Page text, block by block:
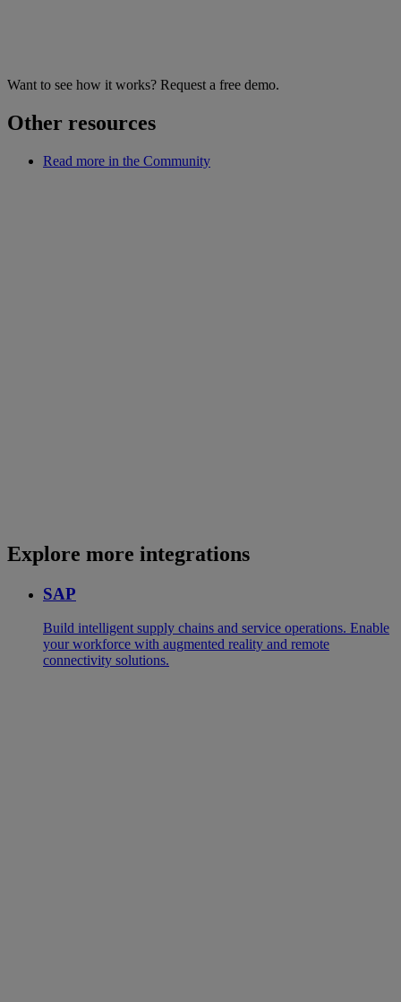
Want to see how it works? Request a free demo.
Other resources
Read more in the Community
Explore more integrations
SAP
Build intelligent supply chains and service operations. Enable
your workforce with augmented reality and remote
connectivity solutions.